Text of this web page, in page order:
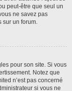
peut-être que seul un
ne savez pas
sur un forum.
pour son site. Si vous
Notez que
n’est pas concerné
si vous ne